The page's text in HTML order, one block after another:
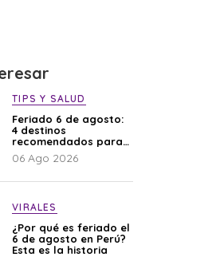
TIPS Y SALUD
Feriado 6 de agosto:
4 destinos
recomendados para
disfrutar el descanso
06 Ago 2026
VIRALES
¿Por qué es feriado el
6 de agosto en Perú?
Esta es la historia